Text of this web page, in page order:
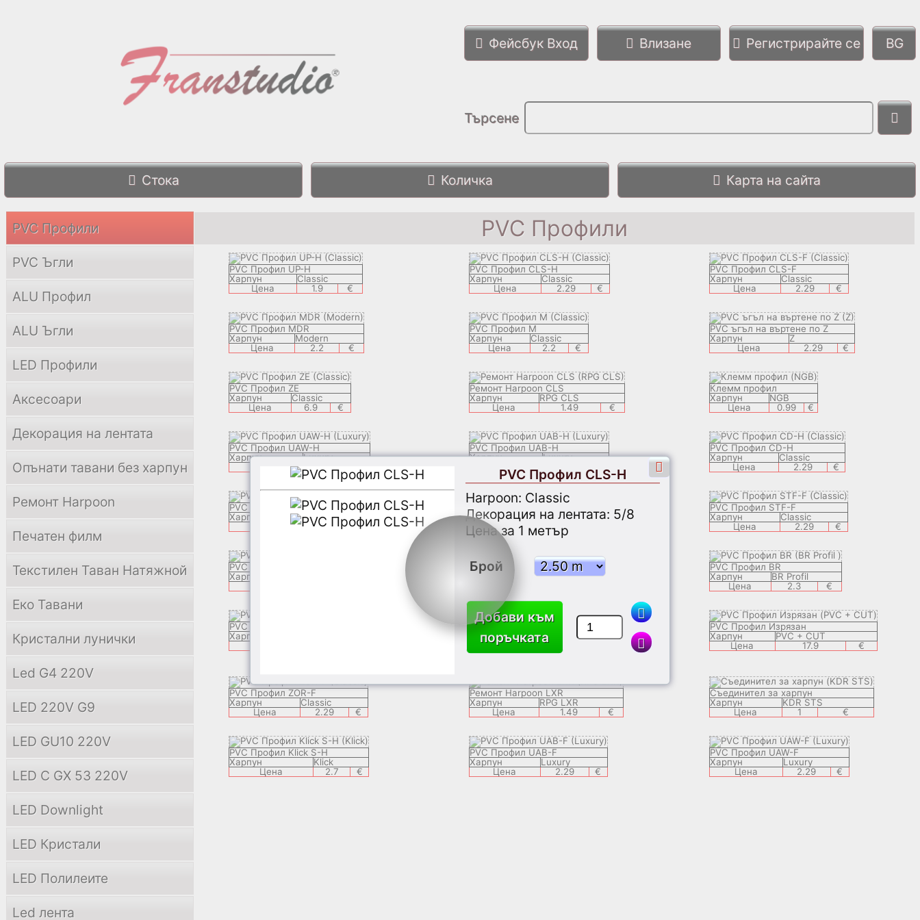
Фейсбук Вход Влизане Регистрирайте се
Търсене
Cтока Количка Карта на сайта
PVC Профили
PVC Ъгли
ALU Профил
ALU Ъгли
LED Профили
Аксесоари
Декорация на лентата
Опънати тавани без харпун
Ремонт Harpoon
Печатен филм
Текстилен Таван Натяжной
Еко Тавани
Кристални лунички
Led G4 220V
LED 220V G9
LED GU10 220V
LED С GX 53 220V
LED Downlight
LED Кристали
LED Полилеите
Led лента
PVC Профили
PVC Профил UP-H
Харпун
Classic
Цена
1.9 €
PVC Профил CLS-H
Харпун
Classic
Цена
2.29 €
PVC Профил CLS-F
Харпун
Classic
Цена
2.29 €
PVC Профил MDR
Харпун
Modern
Цена
2.2 €
PVC Профил M
Харпун
Classic
Цена
2.2 €
PVC ъгъл на въртене по Z
Харпун
Z
Цена
2.29 €
PVC Профил ZE
Харпун
Classic
Цена
6.9 €
Ремонт Harpoon CLS
Харпун
RPG CLS
Цена
1.49 €
Клемм профил
Харпун
NGB
Цена
0.99 €
PVC Профил UAW-H
Харпун
Luxury
2.29
PVC Профил UAB-H
Харпун
Luxury
PVC Профил CD-H
Харпун
Classic
Цена
2.29 €
PVC Профил ZOR-H
Харпун
Classic
2.29 €
PVC Профил STF-H
Харпун
Classic
Цена
2.29
PVC Профил STF-F
Харпун
Classic
Цена
2.29 €
PVC Профил LXR-H
Харпун
PVC Профил ECF-F
Харпун
Luxury
Цена
PVC Профил BR
Харпун
BR Profil
Цена
2.3 €
PVC Профил PERF-H
Харпун
PVC Профил с лепяща лента
Харпун
PVC + ADH
Цена
PVC Профил Изрязан
Харпун
PVC + CUT
Цена
17.9 €
PVC Профил ZOR-F
Харпун
Classic
Цена
2.29 €
Ремонт Harpoon LXR
Харпун
RPG LXR
Цена
1.49 €
Съединител за харпун
Харпун
KDR STS
Цена
1 €
PVC Профил Klick S-H
Харпун
Klick
Цена
2.7 €
PVC Профил UAB-F
Харпун
Luxury
Цена
2.29 €
PVC Профил UAW-F
Харпун
Luxury
Цена
2.29 €
PVC Профил CLS-H
Harpoon: Classic
Декорация на лентата: 5/8
Цена за 1 метър
Брой
Добави към
поръчката